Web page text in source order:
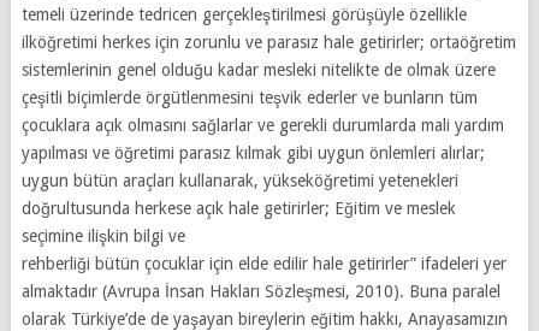
temeli üzerinde tedricen gerçekleştirilmesi görüşüyle özellikle
ilköğretimi herkes için zorunlu ve parasız hale getirirler; ortaöğretim
sistemlerinin genel olduğu kadar mesleki nitelikte de olmak üzere
çeşitli biçimlerde örgütlenmesini teşvik ederler ve bunların tüm
çocuklara açık olmasını sağlarlar ve gerekli durumlarda mali yardım
yapılması ve öğretimi parasız kılmak gibi uygun önlemleri alırlar;
uygun bütün araçları kullanarak, yükseköğretimi yetenekleri
doğrultusunda herkese açık hale getirirler; Eğitim ve meslek
seçimine ilişkin bilgi ve
rehberliği bütün çocuklar için elde edilir hale getirirler” ifadeleri yer
almaktadır (Avrupa İnsan Hakları Sözleşmesi, 2010). Buna paralel
olarak Türkiye’de de yaşayan bireylerin eğitim hakkı, Anayasamızın